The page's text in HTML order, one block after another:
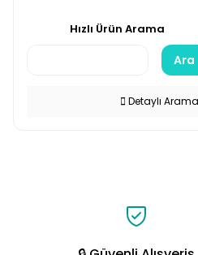
Hızlı Ürün Arama
Ara
Detaylı Arama